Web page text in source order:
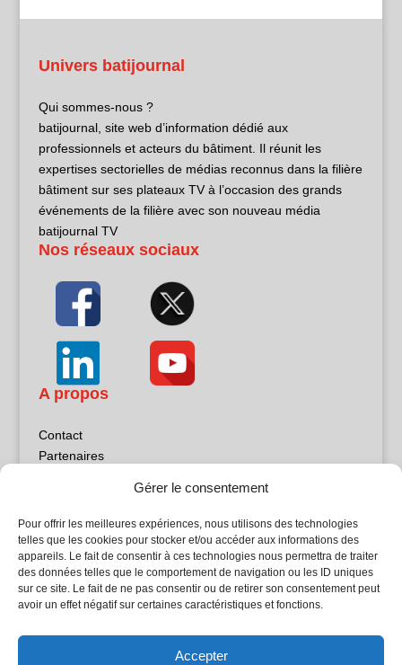
Gérer le consentement
Pour offrir les meilleures expériences, nous utilisons des technologies
telles que les cookies pour stocker et/ou accéder aux informations des
appareils. Le fait de consentir à ces technologies nous permettra de traiter
des données telles que le comportement de navigation ou les ID uniques
sur ce site. Le fait de ne pas consentir ou de retirer son consentement peut
avoir un effet négatif sur certaines caractéristiques et fonctions.
Accepter
Univers batijournal
Qui sommes-nous ?
batijournal, site web d’information dédié aux
professionnels et acteurs du bâtiment. Il réunit les
expertises sectorielles de médias reconnus dans la filière
bâtiment sur ses plateaux TV à l’occasion des grands
événements de la filière avec son nouveau média
batijournal TV
Nos réseaux sociaux
A propos
Contact
Partenaires
Politique de confidentialité
Sites partenaires
5Façades
Atrium Patrimoine
L'Atelier Bois